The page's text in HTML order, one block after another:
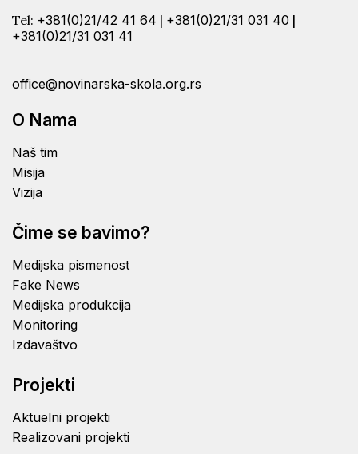
O Nama
Naš tim
Misija
Vizija
Čime se bavimo?
Medijska pismenost
Fake News
Medijska produkcija
Monitoring
Izdavaštvo
Projekti
Aktuelni projekti
Realizovani projekti
Tel: +381(0)21/42 41 64 | +381(0)21/31 031 40 |
+381(0)21/31 031 41
office@novinarska-skola.org.rs